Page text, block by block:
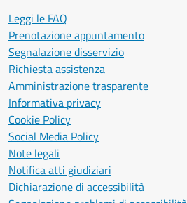
Leggi le FAQ
Prenotazione appuntamento
Segnalazione disservizio
Richiesta assistenza
Amministrazione trasparente
Informativa privacy
Cookie Policy
Social Media Policy
Note legali
Notifica atti giudiziari
Dichiarazione di accessibilità